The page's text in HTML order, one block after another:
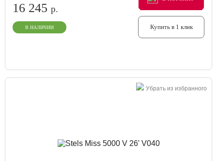
16 245 р.
В НАЛИЧИИ Купить в 1 клик
Убрать из избранного